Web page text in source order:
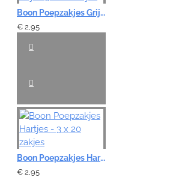
Boon Poepzakjes Grijs - 3 x 20 zakjes
€ 2,95
Boon Poepzakjes Hartjes - 3 x 20 zakjes
€ 2,95